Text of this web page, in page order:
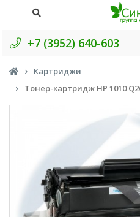
+7 (3952) 640-603
Картриджи
Тонер-картридж HP 1010